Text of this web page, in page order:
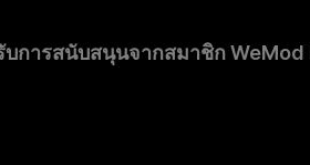
การสนับสนุนจากสมาชิก WeMod